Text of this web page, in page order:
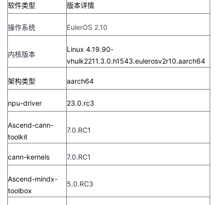
软件类型 版本详情
操作系统 EulerOS 2.10
内核版本
Linux 4.19.90-
vhulk2211.3.0.h1543.eulerosv2r10.aarch64
架构类型 aarch64
npu-driver 23.0.rc3
Ascend-cann-
toolkit
7.0.RC1
cann-kernels 7.0.RC1
Ascend-mindx-
toolbox
5.0.RC3